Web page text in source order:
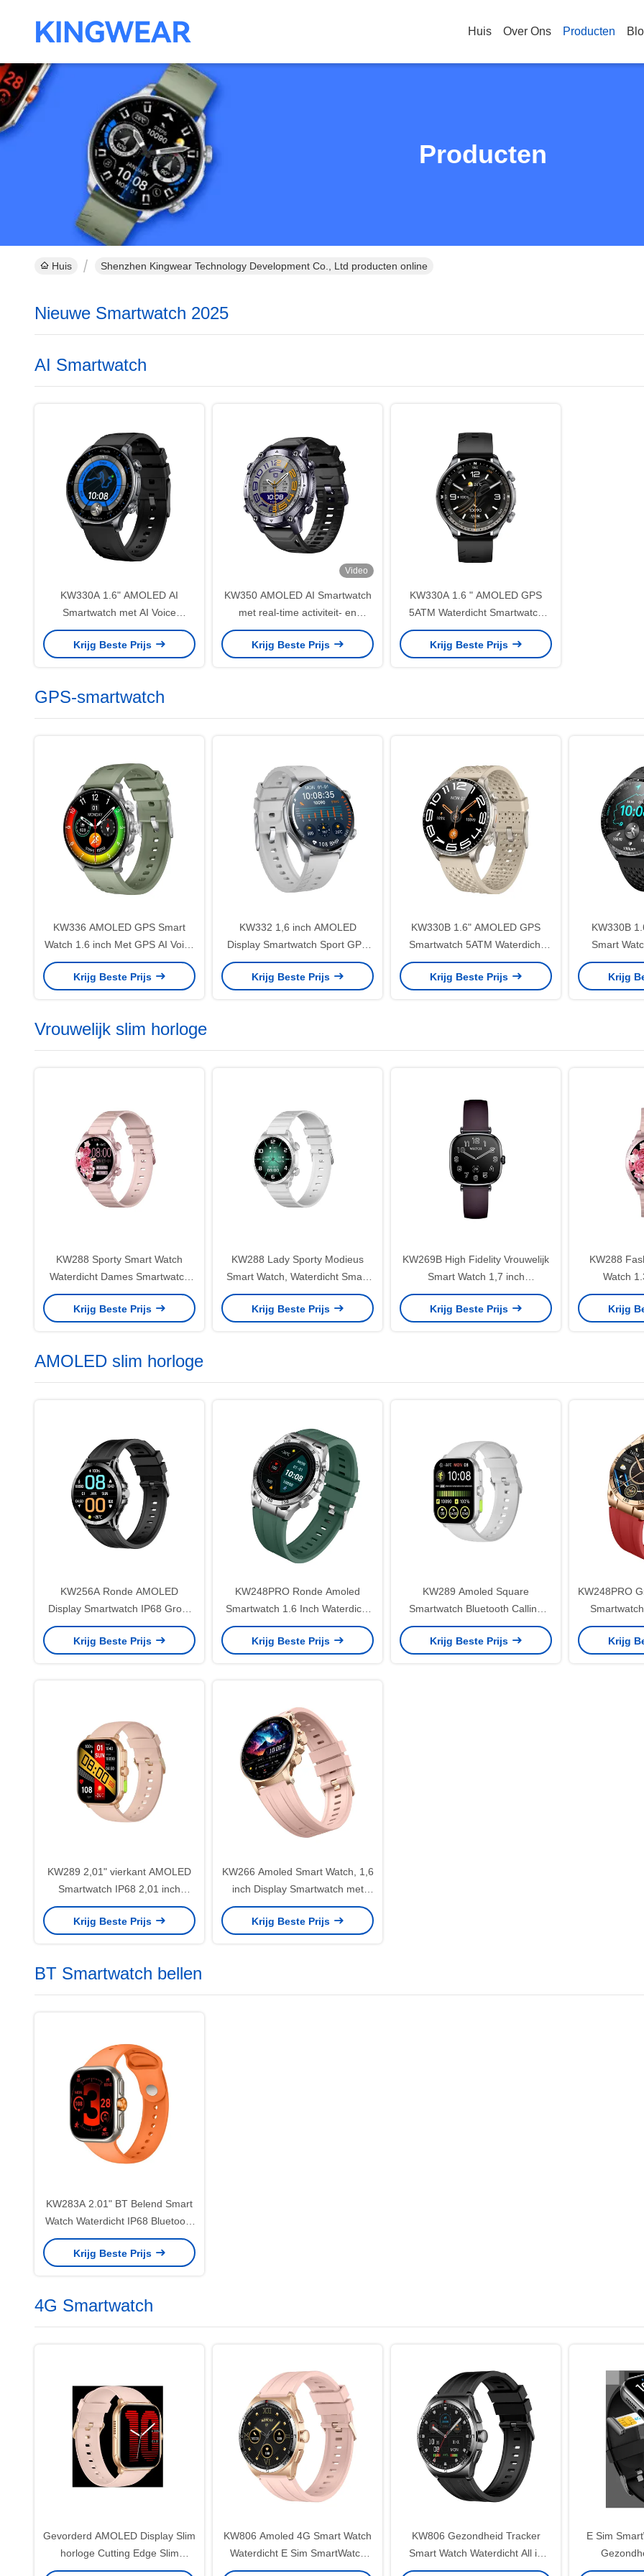
Huis Over Ons Producten
Producten
Huis Shenzhen Kingwear Technology Development Co., Ltd producten online
Nieuwe Smartwatch 2025
AI Smartwatch
KW330A 1.6" AMOLED AI
Smartwatch met AI Voice
Assistant ChatGPT-4O en 170+
Sport Modes GPS Sports Watch
Krijg Beste Prijs
Video
KW350 AMOLED AI Smartwatch
met real-time activiteit- en
slaaptrackers AI 5ATM waterdicht
Krijg Beste Prijs
KW330A 1.6 " AMOLED GPS
5ATM Waterdicht Smartwatch
Met Geavanceerde Tracking / AI
Technologie
Krijg Beste Prijs
GPS-smartwatch
KW336 AMOLED GPS Smart
Watch 1.6 inch Met GPS AI Voice
Assistant Bluetooth bellen
Krijg Beste Prijs
KW332 1,6 inch AMOLED
Display Smartwatch Sport GPS
Smartwatch Waterdicht Met 6
Satelliet
Krijg Beste Prijs
KW330B 1.6" AMOLED GPS
Smartwatch 5ATM Waterdicht
Fitness Smartwatches
Krijg Beste Prijs
KW330B
Smart
Krijg
Vrouwelijk slim horloge
KW288 Sporty Smart Watch
Waterdicht Dames Smartwatch
Voor Gezondheid En Fitness
Krijg Beste Prijs
KW288 Lady Sporty Modieus
Smart Watch, Waterdicht Smart
Watch voor vrouwen 1,3 inch
Krijg Beste Prijs
KW269B High Fidelity Vrouwelijk
Smart Watch 1,7 inch
Waterbestendige Smart Watches
Voor Vrouwen
Krijg Beste Prijs
KW288
Watch
Krijg
AMOLED slim horloge
KW256A Ronde AMOLED
Display Smartwatch IP68 Groot
scherm Smartwatch 1,6 inch
Krijg Beste Prijs
KW248PRO Ronde Amoled
Smartwatch 1.6 Inch Waterdicht
Smart Watch Voor Dames
Krijg Beste Prijs
KW289 Amoled Square
Smartwatch Bluetooth Calling
Amoled Screen Smart Watch
2,01 inch
Krijg Beste Prijs
KW248PRO
Smartwatch
Krijg
KW289 2,01" vierkant AMOLED
Smartwatch IP68 2,01 inch
Smartwatch met Bluetooth-
oproep
Krijg Beste Prijs
KW266 Amoled Smart Watch, 1,6
inch Display Smartwatch met
Bluetooth bellen
Krijg Beste Prijs
BT Smartwatch bellen
KW283A 2.01" BT Belend Smart
Watch Waterdicht IP68 Bluetooth
Belend Smartwatch
Krijg Beste Prijs
4G Smartwatch
Gevorderd AMOLED Display Slim
horloge Cutting Edge Slim
horloge Gezondheid Monitoring
KW806 Amoled 4G Smart Watch
Waterdicht E Sim SmartWatch
Voor Gezondheidsbewaking
KW806 Gezondheid Tracker
Smart Watch Waterdicht All in
One Smartwatch Met 4G
E Sim
Smartwatch